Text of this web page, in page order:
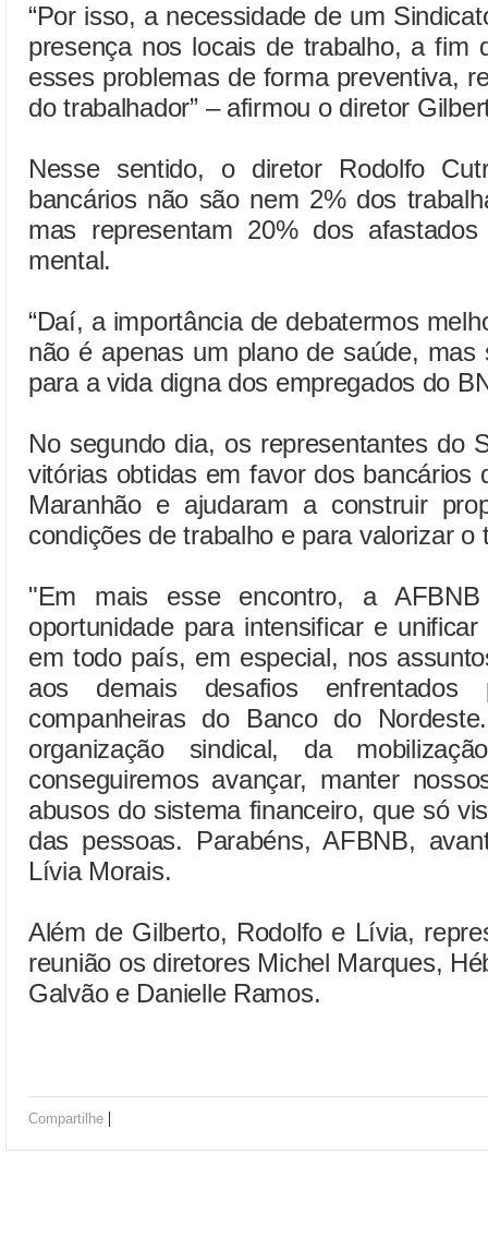
“Por isso, a necessidade de um
presença nos locais de trabalho, a fim
esses problemas de forma preventiva,
do trabalhador” – afirmou o diretor
Nesse sentido, o diretor Rodolfo
bancários não são nem 2% dos
mas representam 20% dos
mental.
“Daí, a importância de debatermos
não é apenas um plano de saúde, mas
para a vida digna dos empregados do
No segundo dia, os representantes do
vitórias obtidas em favor dos bancários
Maranhão e ajudaram a construir
condições de trabalho e para valorizar o
"Em mais esse encontro, a
oportunidade para intensificar e
em todo país, em especial, nos
aos demais desafios enfrentados
companheiras do Banco do
organização sindical, da
conseguiremos avançar, manter
abusos do sistema financeiro, que só
das pessoas. Parabéns, AFBNB,
Lívia Morais.
Além de Gilberto, Rodolfo e Lívia,
reunião os diretores Michel Marques,
Galvão e Danielle Ramos.
Compartilhe |